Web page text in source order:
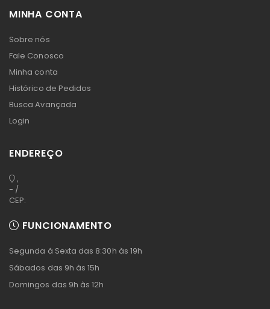
MINHA CONTA
Sobre nós
Fale Conosco
Minha conta
Histórico de Pedidos
Busca Avançada
Login
ENDEREÇO
,
- /
CEP:
FUNCIONAMENTO
Segunda á Sexta das 8:30h às 19h
Sábados das 9h às 15h
Domingos das 9h às 12h